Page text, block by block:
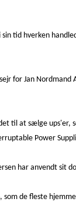
sin tid hverken
for Jan Nordmand
til at sælge
Power
har anvendt sit
som de fleste